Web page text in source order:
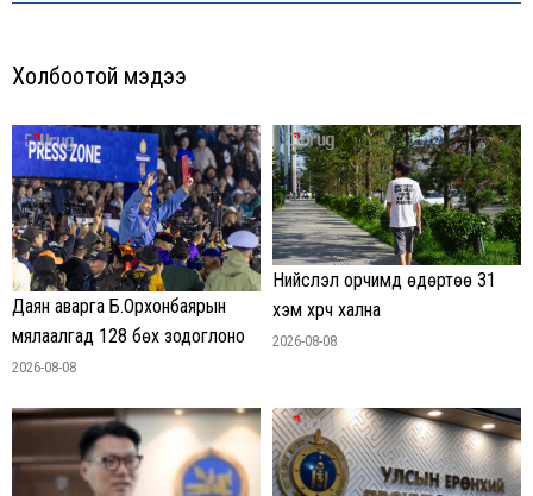
Холбоотой мэдээ
Даян аварга Б.Орхонбаярын
мялаалгад 128 бөх зодоглоно
2026-08-08
Нийслэл орчимд өдөртөө 31
хэм хүрч хална
2026-08-08